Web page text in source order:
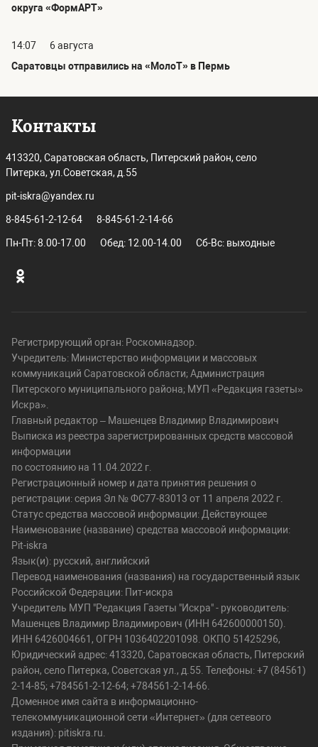
округа «ФормАРТ»
14:07
6 августа
Саратовцы отправились на «МолоТ» в Пермь
Контакты
413320, Саратовская область, Питерский район, село
Питерка, ул.Советская, д.55
pit-iskra@yandex.ru
8-845-61-2-12-64 8-845-61-2-14-66
Пн-Пт: 8.00-17.00 Обед: 12.00-14.00 Сб-Вс: выходные
Регистрирующий орган: Роскомнадзор.
Учредитель: Министерство информации и массовых
коммуникаций Саратовской области; Администрация
Питерского муниципального района; МУП «Редакция газеты»
Искра».
Главный редактор – Машенцев Владимир Владимирович
Выписка из реестра зарегистрированных средств массовой
информации
по состоянию на 11.04.2022 г.
Регистрационный номер и дата принятия решения о
регистрации: серия Эл № ФС77-83013 от 11 апреля 2022 г.
Статус средства массовой информации: Действующее
Наименование (название) средства массовой информации:
Pit-iskra
Язык(и): русский, английский
Перевод наименования (названия) на государственный язык
Российской Федерации: Пит-искра
Учредитель МУП "Редакция Газеты "Искра" - руководитель:
Машенцев Владимир Владимирович (ИНН 642600000150).
ИНН 6426004661, ОГРН 1036402201098. ОКПО 51425296,
Юридический адрес: 413320, Саратовская область, Питерский
район, село Питерка, Советская ул., д.55. Телефоны: +7 (84561)
2-14-85; +784561-2-12-64; +784561-2-14-66.
Доменное имя сайта в информационно-
телекоммуникационной сети «Интернет» (для сетевого
издания): pitiskra.ru.